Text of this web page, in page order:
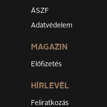
ÁSZF
Adatvédelem
MAGAZIN
Előfizetés
HÍRLEVÉL
Feliratkozás